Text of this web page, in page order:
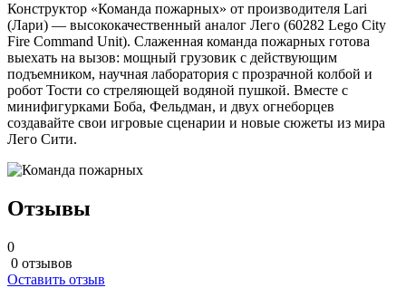
Конструктор «Команда пожарных» от производителя Lari
(Лари) — высококачественный аналог Лего (60282 Lego City
Fire Command Unit). Слаженная команда пожарных готова
выехать на вызов: мощный грузовик с действующим
подъемником, научная лаборатория с прозрачной колбой и
робот Тости со стреляющей водяной пушкой. Вместе с
минифигурками Боба, Фельдман, и двух огнеборцев
создавайте свои игровые сценарии и новые сюжеты из мира
Лего Сити.
Отзывы
0
0 отзывов
Оставить отзыв